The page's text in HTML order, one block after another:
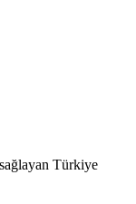
Türkiye